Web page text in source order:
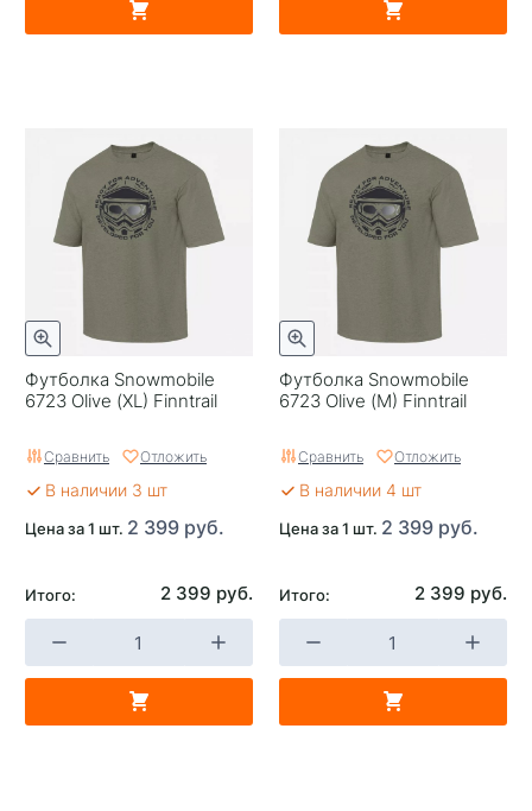
Футболка Snowmobile
6723 Olive (XL) Finntrail
Сравнить Отложить
В наличии 3 шт
Цена за 1 шт. 2 399 руб.
Итого: 2 399 руб.
Футболка Snowmobile
6723 Olive (M) Finntrail
Сравнить Отложить
В наличии 4 шт
Цена за 1 шт. 2 399 руб.
Итого: 2 399 руб.